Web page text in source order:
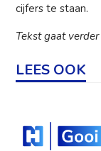
cijfers te staan.
Tekst gaat verder
LEES OOK